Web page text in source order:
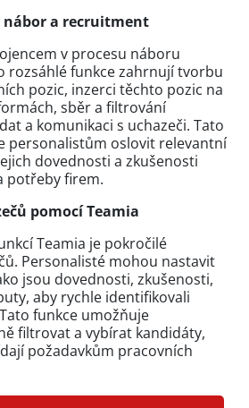
nábor a recruitment
v procesu náboru
rozsáhlé funkce zahrnují tvorbu
pozic, inzerci těchto pozic na
sběr a filtrování
a komunikaci s uchazeči. Tato
personalistům oslovit relevantní
dovednosti a zkušenosti
potřeby firem.
pomocí Teamia
Teamia je pokročilé
Personalisté mohou nastavit
jsou dovednosti, zkušenosti,
aby rychle identifikovali
funkce umožňuje
filtrovat a vybírat kandidáty,
požadavkům pracovních